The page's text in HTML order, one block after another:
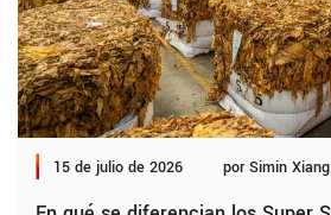
15 de julio de 2026 por Simin Xiang